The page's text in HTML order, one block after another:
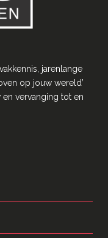
jarenlange
op jouw wereld’
en vervanging tot en